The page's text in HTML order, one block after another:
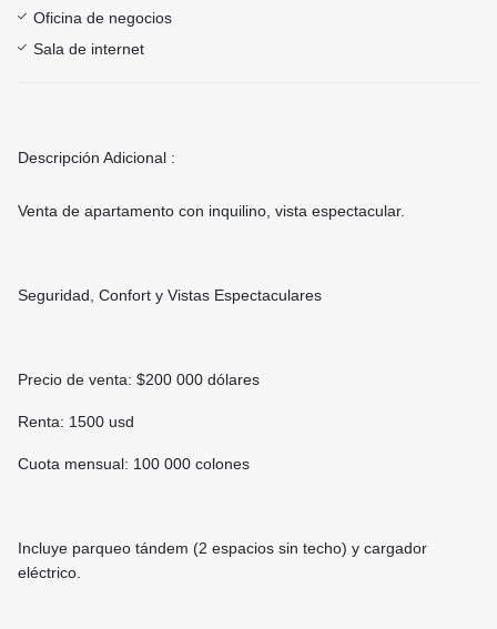
Oficina de negocios
Sala de internet
Descripción Adicional :
Venta de apartamento con inquilino, vista espectacular.
Seguridad, Confort y Vistas Espectaculares
Precio de venta: $200 000 dólares
Renta: 1500 usd
Cuota mensual: 100 000 colones
Incluye parqueo tándem (2 espacios sin techo) y cargador
eléctrico.